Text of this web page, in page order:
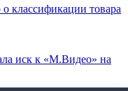
классификации товара
иск к «М.Видео» на